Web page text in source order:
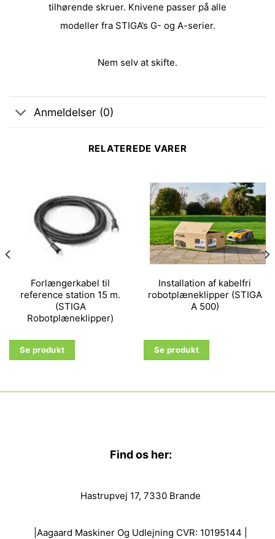
tilhørende skruer. Knivene passer på alle
modeller fra STIGA’s G- og A-serier.
Nem selv at skifte.
Anmeldelser (0)
RELATEREDE VARER
Forlængerkabel til
reference station 15 m.
(STIGA
Robotplæneklipper)
Se produkt
Installation af kabelfri
robotplæneklipper (STIGA
A 500)
Se produkt
Find os her:
Hastrupvej 17, 7330 Brande
|Aagaard Maskiner Og Udlejning CVR: 10195144 |